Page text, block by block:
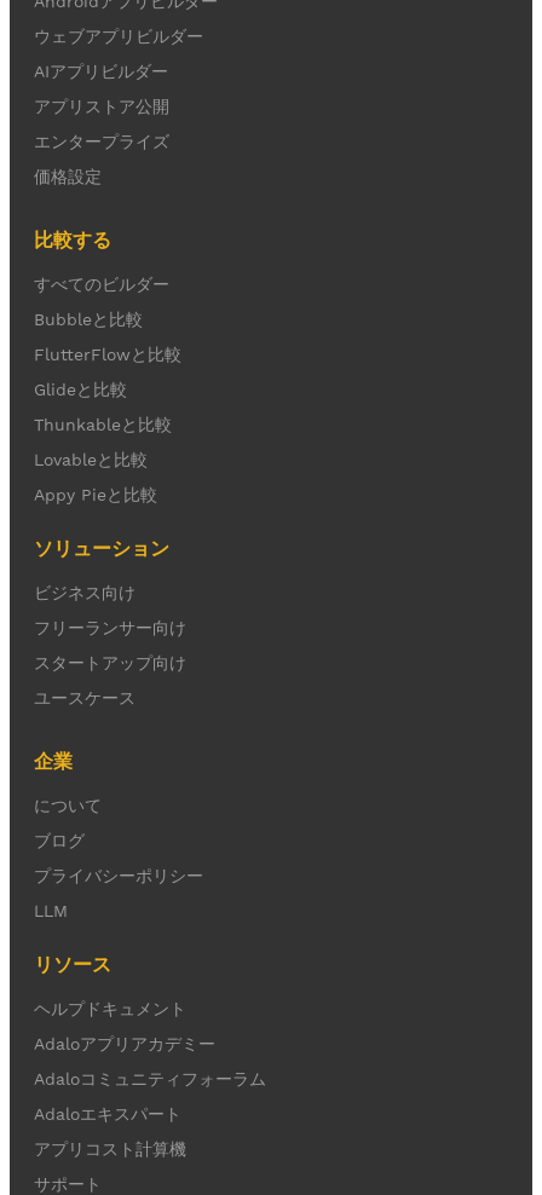
ウェブアプリビルダー
AIアプリビルダー
アプリストア公開
エンタープライズ
価格設定
比較する
すべてのビルダー
Bubbleと比較
FlutterFlowと比較
Glideと比較
Thunkableと比較
Lovableと比較
Appy Pieと比較
ソリューション
ビジネス向け
フリーランサー向け
スタートアップ向け
ユースケース
企業
について
ブログ
プライバシーポリシー
LLM
リソース
ヘルプドキュメント
Adaloアプリアカデミー
Adaloコミュニティフォーラム
Adaloエキスパート
アプリコスト計算機
サポート